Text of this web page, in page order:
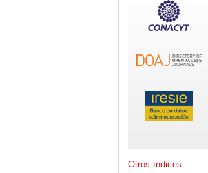
Otros índices